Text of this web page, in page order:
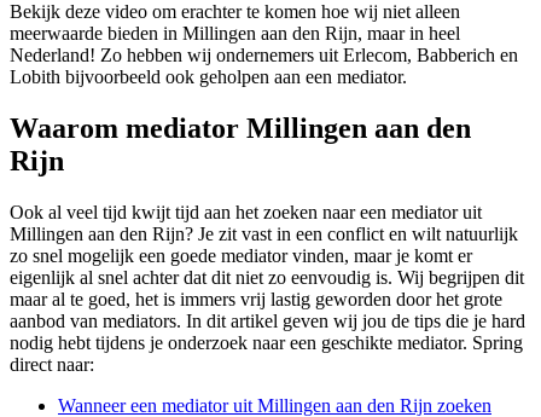
Bekijk deze video om erachter te komen hoe wij niet alleen
meerwaarde bieden in Millingen aan den Rijn, maar in heel
Nederland! Zo hebben wij ondernemers uit Erlecom, Babberich en
Lobith bijvoorbeeld ook geholpen aan een mediator.
Waarom mediator Millingen aan den
Rijn
Ook al veel tijd kwijt tijd aan het zoeken naar een mediator uit
Millingen aan den Rijn? Je zit vast in een conflict en wilt natuurlijk
zo snel mogelijk een goede mediator vinden, maar je komt er
eigenlijk al snel achter dat dit niet zo eenvoudig is. Wij begrijpen dit
maar al te goed, het is immers vrij lastig geworden door het grote
aanbod van mediators. In dit artikel geven wij jou de tips die je hard
nodig hebt tijdens je onderzoek naar een geschikte mediator. Spring
direct naar:
Wanneer een mediator uit Millingen aan den Rijn zoeken